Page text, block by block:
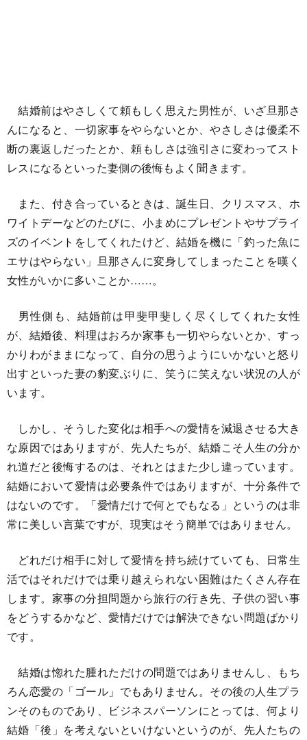
結婚前はやさしくて頼もしく思えた男性が、いざ旦那さ
んになると、一切家事をやらないとか、やさしさは優柔不
断の裏返しだったとか、頼もしさは強引さに変わってスト
レスになるといった妻側の後悔もよく聞きます。
また、付き合っているときは、誕生日、クリスマス、ホ
ワイトデーなどのたびに、小まめにプレゼントやサプライ
ズのイベントをしてくれたけど、結婚を機に「釣った魚に
エサはやらない」旦那さんに変身してしまったことを嘆く
女性がいかに多いことか……。
男性側も、結婚前は甲斐甲斐しく尽くしてくれた女性
が、結婚後、料理はおろか家事も一切やらないとか、すっ
かりわがままになって、自分の思うようにいかないと怒り
出すといった妻の豹変ぶりに、笑うに笑えない状況の人が
います。
しかし、そうした変化は相手への愛情を減退させる大き
な原因ではありますが、先人たちが、結婚こそ人生の分か
れ道だと後悔するのは、それとはまた少し違っています。
結婚において愛情は必要条件ではありますが、十分条件で
はないのです。「愛情だけで何とでもなる」というのは非
常に美しい言葉ですが、現実はそう簡単ではありません。
どれだけ相手に対して愛情を持ち続けていても、日常生
活ではそれだけでは乗り越えられない困難はたくさん存在
します。家事の分担問題から旅行の行き先、子供の習い事
をどうするかなど、愛情だけでは解決できない問題ばかり
です。
結婚は惚れた腫れただけの問題ではありませんし、もち
ろん恋愛の「ゴール」でもありません。その後の人生プラ
ンそのものであり、ビジネスパーソンにとっては、何より
結婚「後」を考えないといけないというのが、先人たちの